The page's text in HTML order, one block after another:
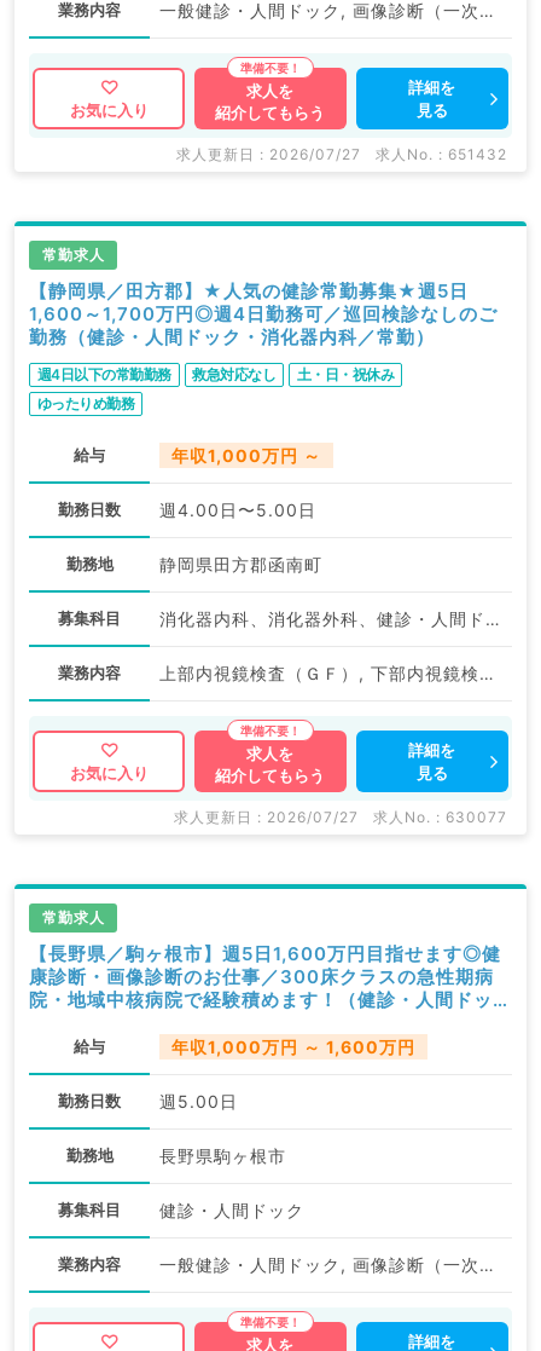
業務内容 一般健診・人間ドック, 画像診断（一次読影）
お気に入り
求人を
紹介してもらう
詳細を
見る
求人更新日 : 2026/07/27 求人No. : 651432
常勤求人
【静岡県／田方郡】★人気の健診常勤募集★週5日
1,600～1,700万円◎週4日勤務可／巡回検診なしのご
勤務（健診・人間ドック・消化器内科／常勤）
週4日以下の常勤勤務 救急対応なし
土・日・祝休み
ゆったりめ勤務
給与 年収1,000万円 ～
勤務日数 週4.00日〜5.00日
勤務地 静岡県田方郡函南町
募集科目 消化器内科、消化器外科、健診・人間ドック
業務内容 上部内視鏡検査（ＧＦ）, 下部内視鏡検査（ＣＦ）, 一般健診・人間ドック
お気に入り
求人を
紹介してもらう
詳細を
見る
求人更新日 : 2026/07/27 求人No. : 630077
常勤求人
【長野県／駒ヶ根市】週5日1,600万円目指せます◎健
康診断・画像診断のお仕事／300床クラスの急性期病
院・地域中核病院で経験積めます！（健診・人間ドック
給与 年収1,000万円 ～ 1,600万円
勤務日数 週5.00日
勤務地 長野県駒ヶ根市
募集科目 健診・人間ドック
業務内容 一般健診・人間ドック, 画像診断（一次読影）
求人を
詳細を